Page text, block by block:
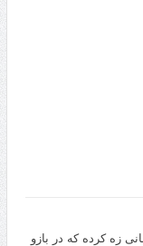
پوش، با کمانی زه کرده که در بازو